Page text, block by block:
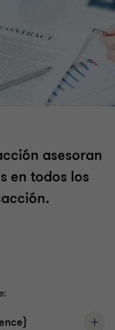
asesoran
en todos los